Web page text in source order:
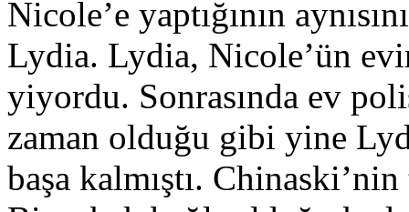
Nicole’e yaptığının
Lydia. Lydia, Nicole’ün
yiyordu. Sonrasında ev
zaman olduğu gibi yine
başa kalmıştı.